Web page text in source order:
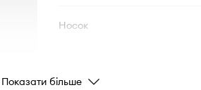
Носок
ІНФОРМАЦІЯ ПРО ТОВАР
Показати більше